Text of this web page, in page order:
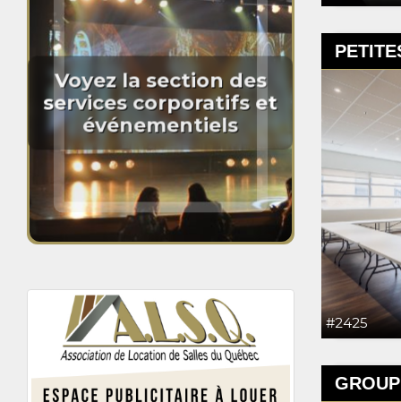
Voyez la section des
services corporatifs et
événementiels
#2425